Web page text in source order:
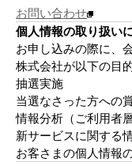
お問い合わせ
個人情報の取り扱い
お申し込みの際に、
株式会社が以下の目
抽選実施
当選なさった方への
情報分析（ご利用者
新サービスに関する
お客さまの個人情報